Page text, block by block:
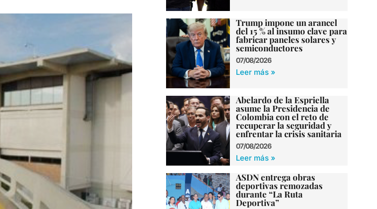
Trump impone un arancel
del 15 % al insumo clave para
fabricar paneles solares y
semiconductores
07/08/2026
Leer más »
Abelardo de la Espriella
asume la Presidencia de
Colombia con el reto de
recuperar la seguridad y
enfrentar la crisis sanitaria
07/08/2026
Leer más »
ASDN entrega obras
deportivas remozadas
durante “La Ruta
Deportiva”